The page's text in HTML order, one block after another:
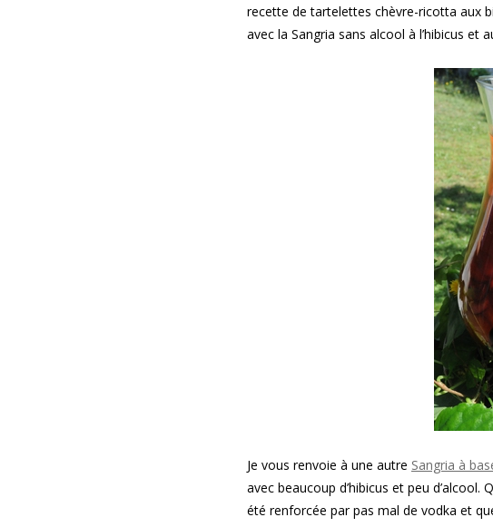
recette de tartelettes chèvre-ricotta aux
avec la Sangria sans alcool à l’hibicus et
Je vous renvoie à une autre Sangria à
avec beaucoup d’hibicus et peu
été renforcée par pas mal de vodka et